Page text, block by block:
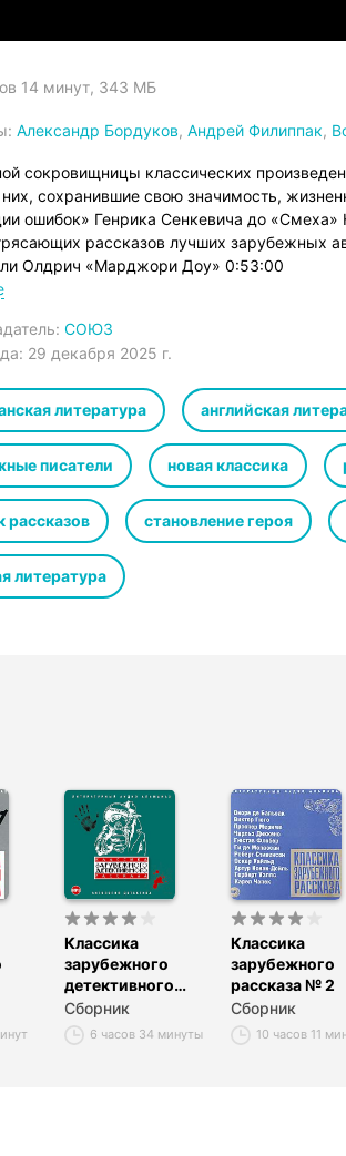
14 минут, 343 МБ
Александр Бордуков, Андрей Филиппак,
сокровищницы классических
сохранившие свою значимость,
ошибок» Генрика Сенкевича до
рассказов лучших зарубежных
Олдрич «Марджори Доу» 0:53:00
«Комедия ошибок» 0:43:00
«Смех» 0:29:00
«Как была брошена бабушка Везерол»
«Ученый палач» 0:44:00
0:26:00
«Отданная» 0:09:00
Волжина
В.А.
СОЮЗ
29 декабря 2025 г.
литература английская
писатели новая классика
рассказов становление героя
литература
Классика
зарубежного
детективного
рассказа № 1
Сборник
6 часов 34 минуты
Классика
зарубежного
рассказа № 2
Сборник
10 часов 11